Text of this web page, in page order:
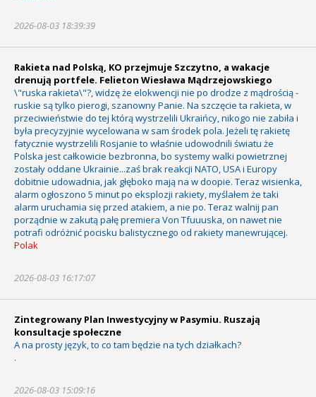
2026-08-03 18:39:39
Rakieta nad Polską, KO przejmuje Szczytno, a wakacje
drenują portfele. Felieton Wiesława Mądrzejowskiego
\"ruska rakieta\"?, widzę że elokwencji nie po drodze z mądrością -
ruskie są tylko pierogi, szanowny Panie. Na szczęcie ta rakieta, w
przeciwieństwie do tej którą wystrzelili Ukraińcy, nikogo nie zabiła i
była precyzyjnie wycelowana w sam środek pola. Jeżeli tę rakietę
fatycznie wystrzelili Rosjanie to właśnie udowodnili światu że
Polska jest całkowicie bezbronna, bo systemy walki powietrznej
zostały oddane Ukrainie...zaś brak reakcji NATO, USA i Europy
dobitnie udowadnia, jak głęboko mają na w doopie. Teraz wisienka,
alarm ogłoszono 5 minut po eksplozji rakiety, myślałem że taki
alarm uruchamia się przed atakiem, a nie po. Teraz walnij pan
porządnie w zakutą pałę premiera Von Tfuuuska, on nawet nie
potrafi odróżnić pocisku balistycznego od rakiety manewrującej.
Polak
2026-08-03 16:17:07
Zintegrowany Plan Inwestycyjny w Pasymiu. Ruszają
konsultacje społeczne
A na prosty język, to co tam będzie na tych działkach?
.
2026-08-03 15:09:16